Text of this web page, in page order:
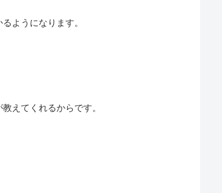
ようになります。
えてくれるからです。